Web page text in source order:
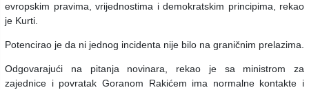
evropskim pravima, vrijednostima i demokratskim principima, rekao
je Kurti.
Potencirao je da ni jednog incidenta nije bilo na graničnim prelazima.
Odgovarajući na pitanja novinara, rekao je sa ministrom za
zajednice i povratak Goranom Rakićem ima normalne kontakte i